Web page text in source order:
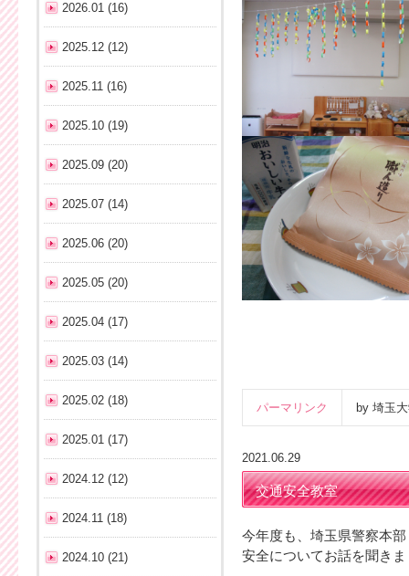
パーマリンク by 埼玉
2021.06.29
交通安全教室
今年度も、埼玉県警察本
安全についてお話を聞き
2026.01 (16)
2025.12 (12)
2025.11 (16)
2025.10 (19)
2025.09 (20)
2025.07 (14)
2025.06 (20)
2025.05 (20)
2025.04 (17)
2025.03 (14)
2025.02 (18)
2025.01 (17)
2024.12 (12)
2024.11 (18)
2024.10 (21)